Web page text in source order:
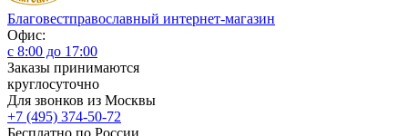
Благовестправославный интернет-магазин
Офис:
с 8:00 до 17:00
Заказы принимаются
круглосуточно
Для звонков из Москвы
+7 (495) 374-50-72
Бесплатно по России